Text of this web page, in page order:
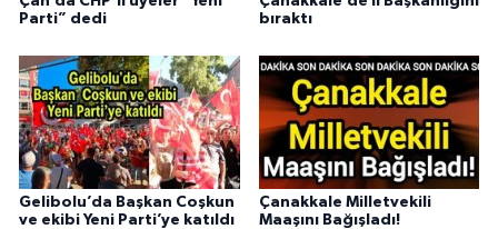
Parti” dedi
bıraktı
Gelibolu’da Başkan Coşkun
ve ekibi Yeni Parti’ye katıldı
Çanakkale Milletvekili
Maaşını Bağışladı!